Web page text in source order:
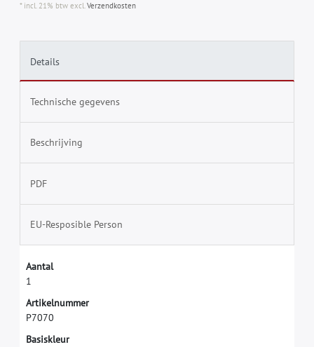
* incl. 21% btw excl.Verzendkosten
Details
Technische gegevens
Beschrijving
PDF
EU-Resposible Person
Aantal
1
Artikelnummer
P7070
Basiskleur